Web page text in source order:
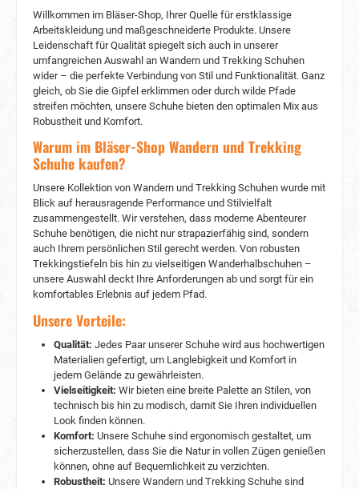
gepolstert und gestützt werden.
Fortgeschrittene Futtertechnologie Der Albatros
Mont Blanc CTX Mid verwendet hochmoderne
Futtertechnologie, die ihn von herkömmlichen
Trekking-Schuhen abhebt. Die Verwendung der
COA.TEX® Membran im funktionalen Futter
macht den Schuh sowohl atmungsaktiv als
auch wasserabweisend. Dadurch bleiben Ihre
oder dem Gelände trocken und komfortabel.
Häufig gestellte Fragen (FAQs)1. Kann ich den
Albatros Mont Blanc CTX Mid für andere
Aktivitäten neben dem Trekking verwenden?
Absolut! Obwohl der Schuh für Trekking und
Outdoor-Einsätze optimiert ist, machen seine
robuste Konstruktion und fortschrittlichen
Eigenschaften ihn für verschiedene Aktivitäten
wie Wandern, Camping und sogar den täglichen
Freizeitgebrauch geeignet. 2. Ist der Schuh in
verschiedenen Größen erhältlich? Ja, der
Albatros Mont Blanc CTX Mid ist in einer Reihe
von Größen erhältlich, um unterschiedliche
empfohlen, die Größentabelle des Herstellers zu
Rate zu ziehen, um die perfekte Passform zu
finden. 3. Wie pflege und erhalte ich das Leder
des Schuhs? Um die Qualität und das Aussehen
des Leders zu erhalten, ist es ratsam, den Schuh
regelmäßig mit einer weichen Bürste und einem
feuchten Tuch zu reinigen. Das Auftragen eines
Lederpflegemittels kann die Geschmeidigkeit
bewahren und Rissbildung im Laufe der Zeit
verhindern.
Willkommen im Bläser-Shop, Ihrer Quelle für erstklassige
Arbeitskleidung und maßgeschneiderte Produkte. Unsere
Leidenschaft für Qualität spiegelt sich auch in unserer
umfangreichen Auswahl an Wandern und Trekking Schuhen
wider – die perfekte Verbindung von Stil und Funktionalität. Ganz
gleich, ob Sie die Gipfel erklimmen oder durch wilde Pfade
streifen möchten, unsere Schuhe bieten den optimalen Mix aus
Robustheit und Komfort.
Warum im Bläser-Shop Wandern und Trekking
Schuhe kaufen?
Unsere Kollektion von Wandern und Trekking Schuhen wurde mit
Blick auf herausragende Performance und Stilvielfalt
zusammengestellt. Wir verstehen, dass moderne Abenteurer
Schuhe benötigen, die nicht nur strapazierfähig sind, sondern
auch Ihrem persönlichen Stil gerecht werden. Von robusten
Trekkingstiefeln bis hin zu vielseitigen Wanderhalbschuhen –
unsere Auswahl deckt Ihre Anforderungen ab und sorgt für ein
komfortables Erlebnis auf jedem Pfad.
Unsere Vorteile:
Qualität: Jedes Paar unserer Schuhe wird aus hochwertigen
Materialien gefertigt, um Langlebigkeit und Komfort in
jedem Gelände zu gewährleisten.
Vielseitigkeit: Wir bieten eine breite Palette an Stilen, von
technisch bis hin zu modisch, damit Sie Ihren individuellen
Look finden können.
Komfort: Unsere Schuhe sind ergonomisch gestaltet, um
sicherzustellen, dass Sie die Natur in vollen Zügen genießen
können, ohne auf Bequemlichkeit zu verzichten.
Robustheit: Unsere Wandern und Trekking Schuhe sind